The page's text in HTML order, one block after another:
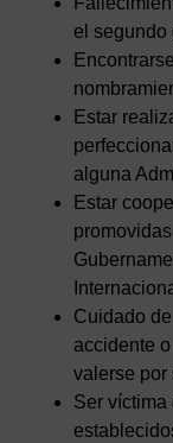
el segundo
Estar
alguna
Estar
Cuidado
accidente
valerse por
Ser